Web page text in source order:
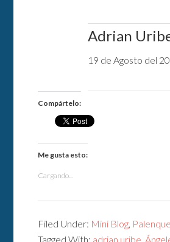
Adrian
19 de Agosto del
Compártelo:
Me gusta esto:
Cargando...
Filed Under: Mini Blog,
Tagged With: adrian uribe